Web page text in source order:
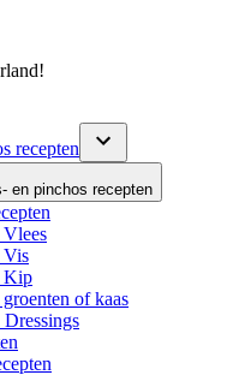
recepten
en pinchos recepten
Vlees
Vis
Kip
of kaas
Dressings